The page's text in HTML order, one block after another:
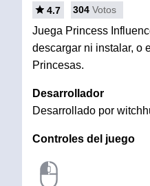
4.7 304 Votos
Juega Princess
descargar ni instalar, o
Princesas.
Desarrollador
Desarrollado por
Controles del juego